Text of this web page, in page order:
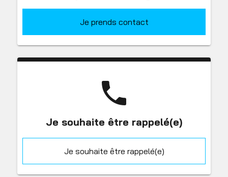
Je prends contact
phone
Je souhaite être rappelé(e)
Je souhaite être rappelé(e)